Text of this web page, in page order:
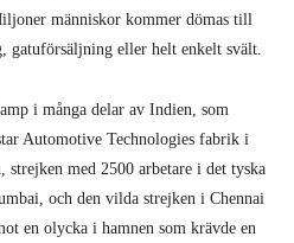
människor kommer dömas till
gatuförsäljning eller helt enkelt svält.
i många delar av Indien, som
Automotive Technologies fabrik i
med 2500 arbetare i det tyska
och den vilda strejken i Chennai
en olycka i hamnen som krävde en